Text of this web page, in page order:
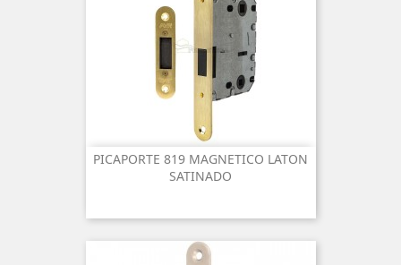
PICAPORTE 819 MAGNETICO LATON
SATINADO